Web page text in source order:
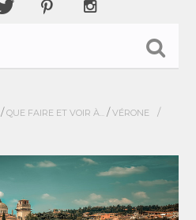
/QUE FAIRE ET VOIR À... /VÉRONE /